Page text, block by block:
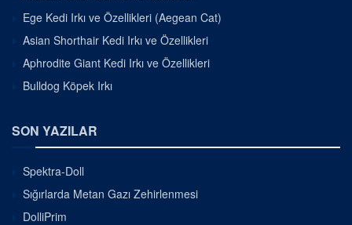
Ege Kedi Irkı ve Özellikleri (Aegean Cat)
Asian Shorthair Kedi Irkı ve Özellikleri
Aphrodite Giant Kedi Irkı ve Özellikleri
Bulldog Köpek Irkı
SON YAZILAR
Spektra-Doll
Sığırlarda Metan Gazı Zehirlenmesi
DolliPrim